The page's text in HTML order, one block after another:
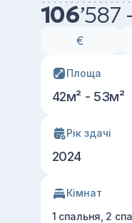
106’587 -
€
Площа
42м² - 53м²
Рік здачі
2024
Кімнат
1 спальня, 2